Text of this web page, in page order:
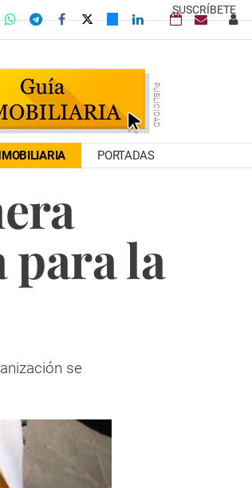
SUSCRÍBETE
PORTADAS
para la
se